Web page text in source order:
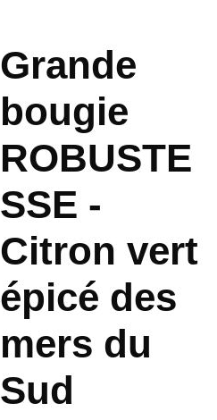
Grande
bougie
ROBUSTE
SSE -
Citron vert
épicé des
mers du
Sud